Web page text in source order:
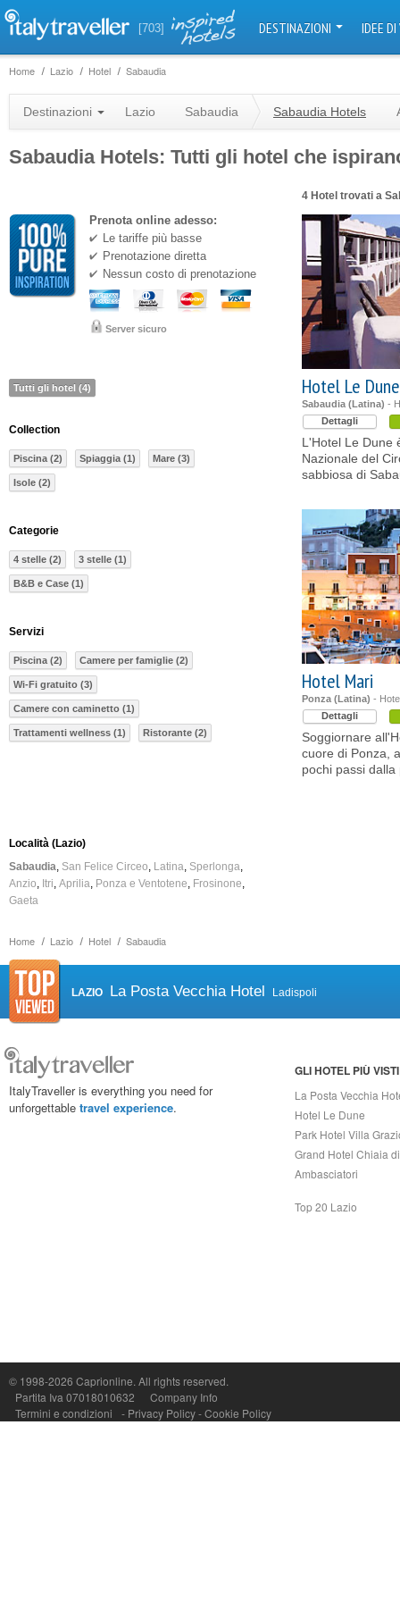
[703] DESTINAZIONI IDEE
Home Lazio Hotel Sabaudia
Home Lazio Hotel Sabaudia
Destinazioni Lazio Sabaudia Sabaudia Hotels
Sabaudia Hotels: Tutti gli hotel che
4 Hotel trovati a
Hotel Le Dune
Sabaudia (Latina) -
Dettagli
L'Hotel Le Dune
Nazionale del
sabbiosa di
Hotel Mari
Ponza (Latina) -
Dettagli
Soggiornare
cuore di Ponza,
pochi passi
Prenota online adesso:
Le tariffe più basse
Prenotazione diretta
Nessun costo di prenotazione
Server sicuro
Tutti gli hotel (4)
Collection
Piscina (2) Spiaggia (1) Mare (3)
Isole (2)
Categorie
4 stelle (2) 3 stelle (1)
B&B e Case (1)
Servizi
Piscina (2) Camere per famiglie (2)
Wi-Fi gratuito (3)
Camere con caminetto (1)
Trattamenti wellness (1) Ristorante (2)
Località (Lazio)
Sabaudia San Felice Circeo Latina Sperlonga
Anzio
Itri Aprilia Ponza e Ventotene
Frosinone
Gaeta
LAZIO La Posta Vecchia Hotel Ladispoli
ItalyTraveller is everything you need for
unforgettable travel experience.
GLI HOTEL PIÙ VISTI
La Posta Vecchia
Hotel Le Dune
Park Hotel Villa
Grand Hotel Chiaia
Ambasciatori
Top 20 Lazio
© 1998-2026 Caprionline. All rights reserved.
Partita Iva 07018010632
Company Info
Termini e condizioni
- Privacy Policy-Cookie Policy
P.Iva, C.F. e n.Reg.Imprese Napoli: 07018010632 - Rea n.557643